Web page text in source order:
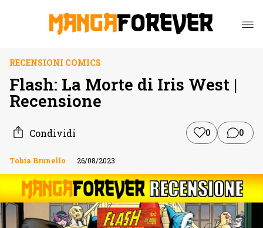
RECENSIONI COMICS
Flash: La Morte di Iris West |
Recensione
Condividi 0 0
Tobia Brunello 26/08/2023